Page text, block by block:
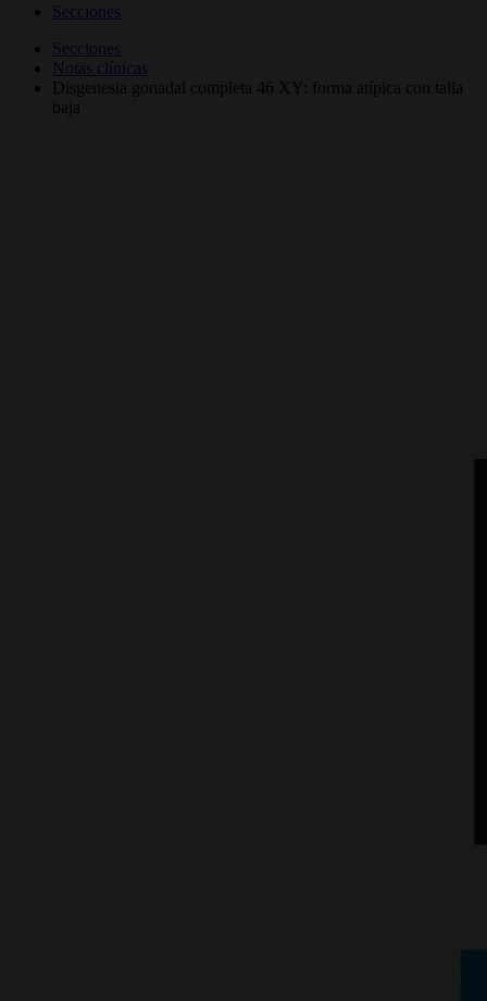
Secciones
Secciones
Notas clínicas
Disgenesia gonadal completa 46 XY: forma atípica con talla
baja